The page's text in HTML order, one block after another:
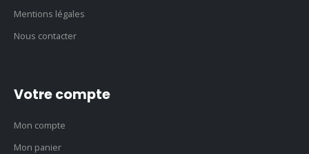
Mentions légales
Nous contacter
Votre compte
Mon compte
Mon panier